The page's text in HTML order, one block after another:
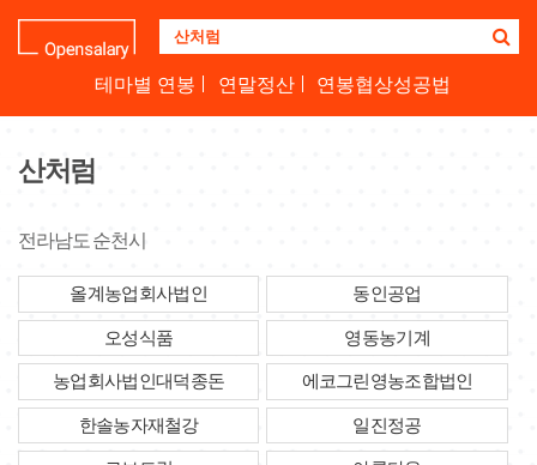
업
명
테마별 연봉 연말정산 연봉협상성공법
산처럼
전라남도 순천시
올계농업회사법인 동인공업
오성식품 영동농기계
농업회사법인대덕종돈 에코그린영농조합법인
한솔농자재철강 일진정공